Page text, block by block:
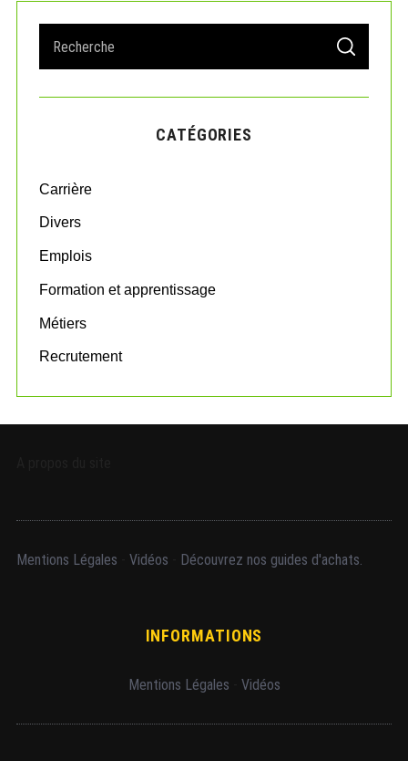
a
r
o
:
S
A
C
CATÉGORIES
Carrière
Divers
Emplois
Formation et apprentissage
Métiers
Recrutement
Mentions Légales Vidéos Découvrez nos guides d'achats.
INFORMATIONS
Mentions Légales Vidéos